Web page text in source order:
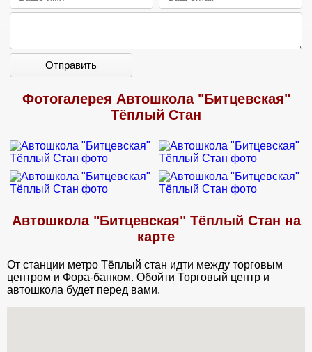
Отправить
Фотогалерея Автошкола "Битцевская"
Тёплый Стан
Автошкола "Битцевская" Тёплый Стан на
карте
От станции метро Тёплый стан идти между торговым
центром и Фора-банком. Обойти Торговый центр и
автошкола будет перед вами.